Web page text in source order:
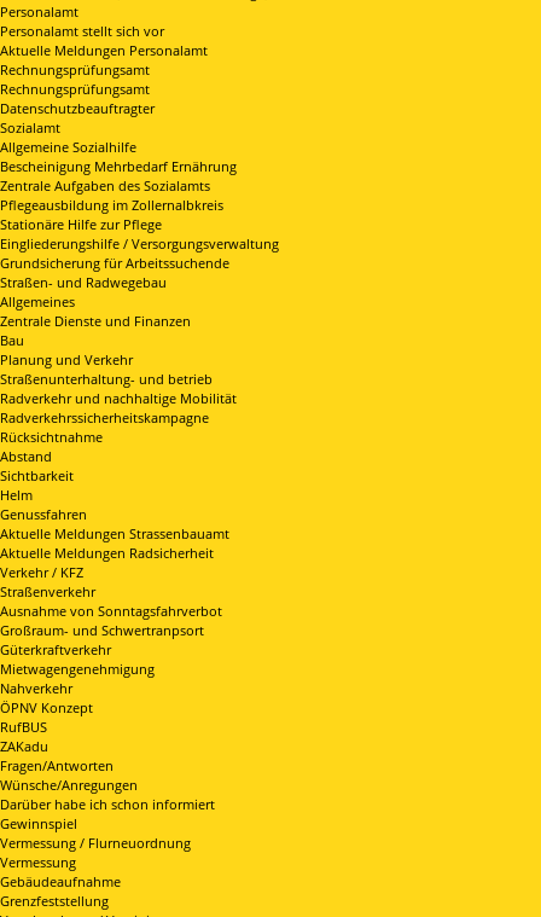
Personalamt
Personalamt stellt sich vor
Aktuelle Meldungen Personalamt
Rechnungsprüfungsamt
Rechnungsprüfungsamt
Datenschutzbeauftragter
Sozialamt
Allgemeine Sozialhilfe
Bescheinigung Mehrbedarf Ernährung
Zentrale Aufgaben des Sozialamts
Pflegeausbildung im Zollernalbkreis
Stationäre Hilfe zur Pflege
Eingliederungshilfe / Versorgungsverwaltung
Grundsicherung für Arbeitssuchende
Straßen- und Radwegebau
Allgemeines
Zentrale Dienste und Finanzen
Bau
Planung und Verkehr
Straßenunterhaltung- und betrieb
Radverkehr und nachhaltige Mobilität
Radverkehrssicherheitskampagne
Rücksichtnahme
Abstand
Sichtbarkeit
Helm
Genussfahren
Aktuelle Meldungen Strassenbauamt
Aktuelle Meldungen Radsicherheit
Verkehr / KFZ
Straßenverkehr
Ausnahme von Sonntagsfahrverbot
Großraum- und Schwertranpsort
Güterkraftverkehr
Mietwagengenehmigung
Nahverkehr
ÖPNV Konzept
RufBUS
ZAKadu
Fragen/Antworten
Wünsche/Anregungen
Darüber habe ich schon informiert
Gewinnspiel
Vermessung / Flurneuordnung
Vermessung
Gebäudeaufnahme
Grenzfeststellung